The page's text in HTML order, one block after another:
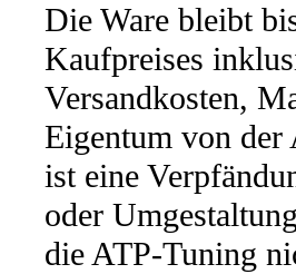
Die Ware bleibt
Kaufpreises
Versandkosten,
Eigentum von der
ist eine
oder
die ATP-Tuning